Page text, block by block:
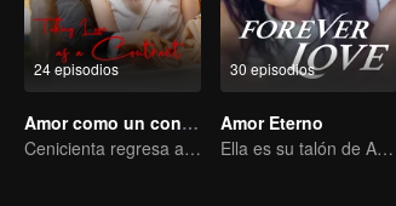
24 episodios
Amor como un contrato
Cenicienta regresa a la alta sociedad y encuentra el amor con el presidente
30 episodios
Amor Eterno
Ella es su talón de Aquiles y su armadura.